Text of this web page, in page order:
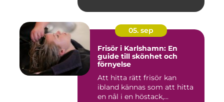
05. sep
Frisör i Karlshamn: En
guide till skönhet och
förnyelse
Att hitta rätt frisör kan
ibland kännas som att hitta
en nål i en höstack,...